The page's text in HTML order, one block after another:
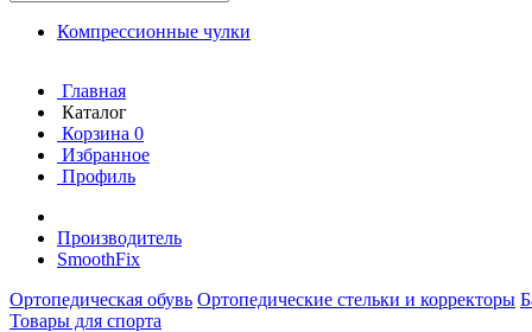
Компрессионные чулки
Главная
Каталог
Корзина 0
Избранное
Профиль
Производитель
SmoothFix
Ортопедическая обувь Ортопедические стельки и корректоры
Товары для спорта